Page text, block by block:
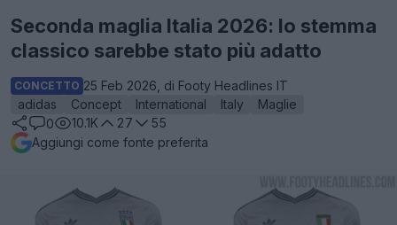
Seconda maglia Italia 2026: lo stemma
classico sarebbe stato più adatto
CONCETTO 25 Feb 2026, di Footy Headlines IT
adidas
Concept International Italy
Maglie
0
10.1K 27
55
Aggiungi come fonte preferita